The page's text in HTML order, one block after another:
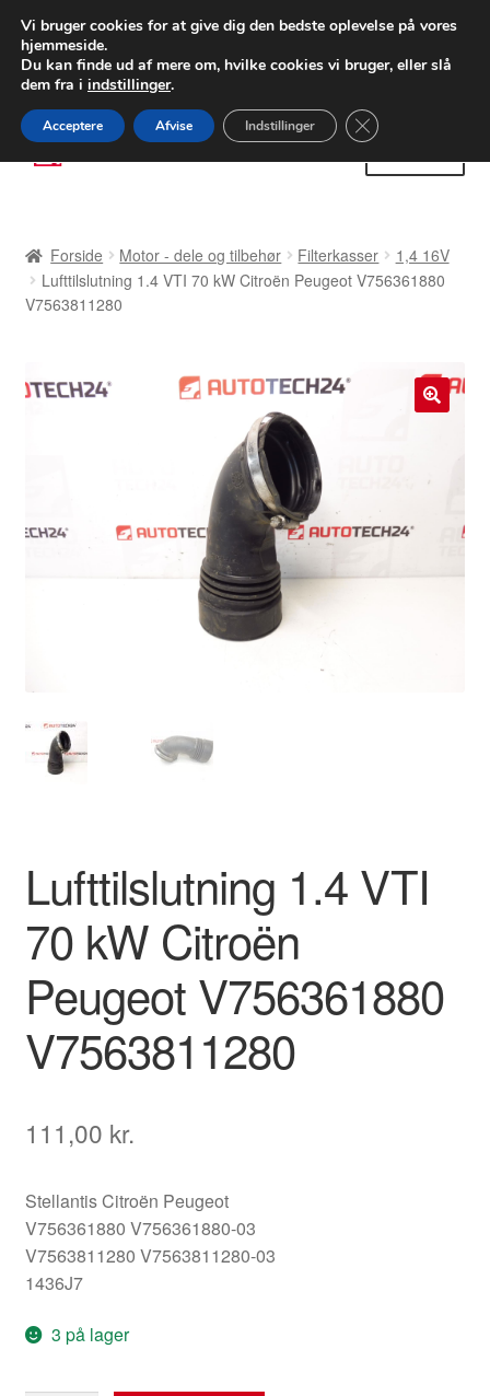
LEVERING fra 55 kr.
FEDEX verdensomspændende forsendelse
80 82 72 02
Spring
til
Spring
til
Betalinger
Klage
Om os
Forside Motor - dele og tilbehør Filterkasser
1,4 16V
Lufttilslutning 1.4 VTI 70 kW Citroën Peugeot V756361880
V7563811280
Lufttilslutning 1.4 VTI
70 kW Citroën
Peugeot V756361880
V7563811280
111,00 kr.
Stellantis Citroën Peugeot
V756361880 V756361880-03
V7563811280 V7563811280-03
1436J7
3 på lager
Vi bruger cookies for at give dig den bedste oplevelse på vores
hjemmeside.
Du kan finde ud af mere om, hvilke cookies vi bruger, eller slå
dem fra i indstillinger.
Acceptere Afvise Indstillinger Close GDPR